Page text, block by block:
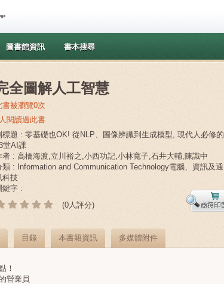
圖書館資訊 書本搜尋
全圖解人工智慧
書被瀏覽0次
閱讀過此書
標題 : 零基礎也OK! 從NLP、圖像辨識到生成模型, 現代人必修的
堂AI課
者 : 高橋海渡,立川裕之,小西功記,小林寬子,石井大輔,陳識中
類 : Information and Communication Technology電腦、資訊及通
科技
鍵字 :
(0人評分)
目錄 本書籍資訊 多媒體附件
！
營業員